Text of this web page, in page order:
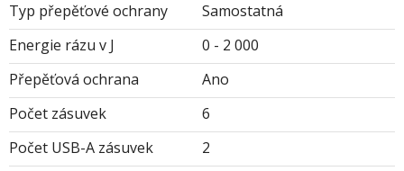
Typ přepěťové ochrany
Samostatná
Energie rázu v J
0 - 2 000
Přepěťová ochrana
Ano
Počet zásuvek
6
Počet USB-A zásuvek
2